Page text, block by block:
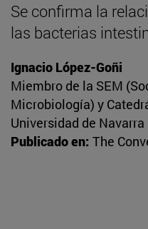
Se confirma la
las bacterias
Ignacio López-Goñi
Miembro de la SEM
Microbiología) y
Universidad de Navarra
Publicado en: The